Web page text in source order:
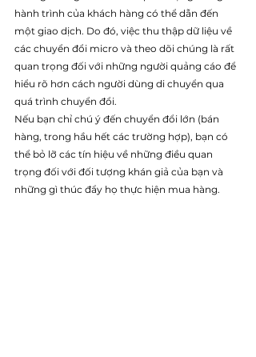
hành trình của khách hàng có thể dẫn đến
một giao dịch. Do đó, việc thu thập dữ liệu về
các chuyển đổi micro và theo dõi chúng là rất
quan trọng đối với những người quảng cáo để
hiểu rõ hơn cách người dùng di chuyển qua
quá trình chuyển đổi.
Nếu bạn chỉ chú ý đến chuyển đổi lớn (bán
hàng, trong hầu hết các trường hợp), bạn có
thể bỏ lỡ các tín hiệu về những điều quan
trọng đối với đối tượng khán giả của bạn và
những gì thúc đẩy họ thực hiện mua hàng.